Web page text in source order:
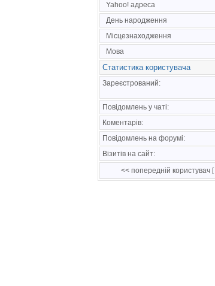
Yahoo! адреса
День народження
Місцезнаходження
Мова
Статистика користувача
Зареєстрований:
Повідомлень у чаті:
Коментарів:
Повідомлень на форумі:
Візитів на сайт:
<< попередній користувач [